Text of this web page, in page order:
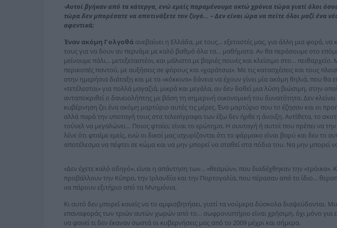
-Αυτοί βγήκαν από τα κάτεργα, ενώ εμείς παραμένουμε οκτώ χρόνια τώρα γιατί όλοι
τώρα δεν μπορέσατε να αποτινάξετε τον ζυγό… – Δεν είναι ώρα να πείτε όλοι μαζί ένα
αφεντικά;
Έναν ακόμη Γολγοθά ανεβαίνει η Ελλάδα, με τους… εξεταστές μας, για άλλη μια φορά, να
τους για να δουν αν περνάμε με καλό βαθμό όλα τα… μαθήματα. Αν θα περάσουμε στο
μείνουμε πάλι… μετεξεταστέοι, και μάλιστα με βαριές ποινές και κλείσιμο στο… πειθαρχείο.
περικοπές παντού, με αυξήσεις σε φόρους και «χαράτσια». Με τις κατασχέσεις και τους
στην ημερήσια διάταξη και με τα «κόκκινα» δάνεια να έχουν γίνει μία ακόμη θηλιά, που θα
«τετέλεσται» για πολλά μαγαζιά, μικρά και μεγάλα, αν δεν δοθεί μια λύση βιώσιμη, στην
ανταποκριθεί ο δανειολήπτης με βάση τη σημερινή οικονομική του δυνατότητα. Δεν κλείνει
κυβέρνηση ζει ένα ακόμη μαρτύριο αυτές τις μέρες. Ένα μαρτύριο που το έζησαν και οι
αλλά παρά την υποταγή τους στα τελεσίγραφα των έξω δεν ήρθε η άνοιξη. Αντίθετα, το
τούνελ να μεγαλώνει… Ποιος φταίει; είναι το ερώτημα. Η συνταγή ή αυτοί που πρέπει να
λένε ότι φταίμε εμείς, ενώ οι δικοί μας ισχυρίζονται ότι το φάρμακο είναι βαρύ και δεν το
αποτέλεσμα να πέφτει σε κώμα και να μην μπορεί να σταθεί στα πόδια του. Να μην μπορεί
«Δεν έχετε καλό οδηγό», είναι η απάντηση των… «θεσμών», που διαδέχθηκαν την «τρόικα».
προβάλλουν την Κύπρο, την Ιρλανδία και την Πορτογαλία, που πέρασαν από το ίδιο…
να πάρουν εξιτήριο από τα Μνημόνια.
Κι αυτό δεν μπορεί κανείς να το αμφισβητήσει, γιατί τα νούμερα δύσκολα διαψεύδονται.
επαναφοράς των τριών αυτών χωρών από το… σωφρονιστήριο είναι χρήσιμη, όχι μόνο για
να φανεί τι δεν έκαναν σωστά οι κυβερνήσεις μας από το 2009 μέχρι και σήμερα.